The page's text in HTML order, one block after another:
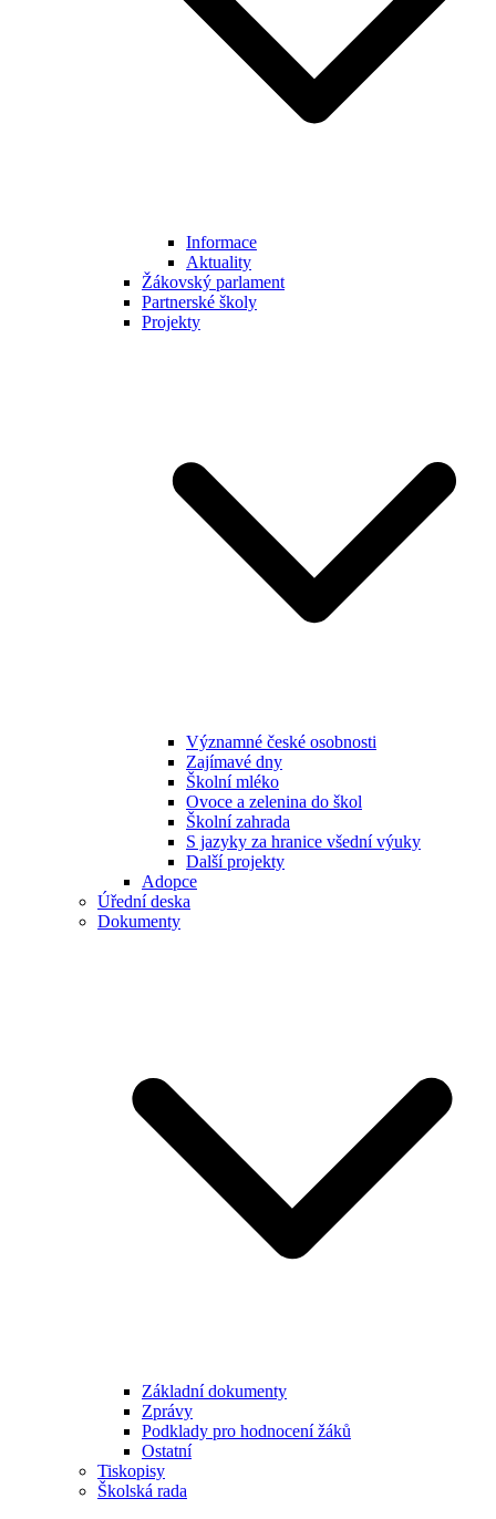
Informace
Aktuality
Žákovský parlament
Partnerské školy
Projekty
Významné české osobnosti
Zajímavé dny
Školní mléko
Ovoce a zelenina do škol
Školní zahrada
S jazyky za hranice všední výuky
Další projekty
Adopce
Úřední deska
Dokumenty
Základní dokumenty
Zprávy
Podklady pro hodnocení žáků
Ostatní
Tiskopisy
Školská rada